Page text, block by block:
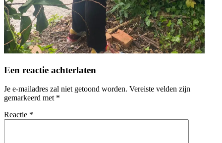
Een reactie achterlaten
Je e-mailadres zal niet getoond worden. Vereiste velden zijn
gemarkeerd met *
Reactie *